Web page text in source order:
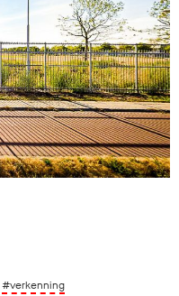
#verkenning